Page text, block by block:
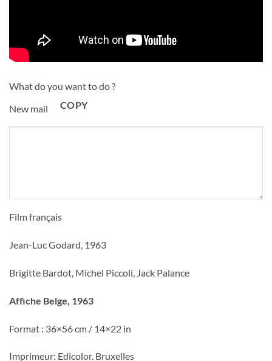
What do you want to do ?
New mail
COPY
Film français
Jean-Luc Godard, 1963
Brigitte Bardot, Michel Piccoli, Jack Palance
Affiche Belge, 1963
Format : 36×56 cm / 14×22 in
Imprimeur: Edicolor. Bruxelles